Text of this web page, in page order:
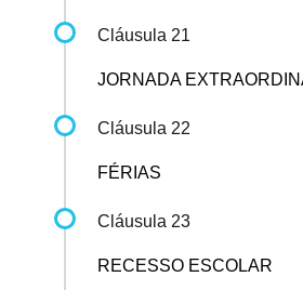
Cláusula 21
JORNADA
Cláusula 22
FÉRIAS
Cláusula 23
RECESSO ESCOLAR